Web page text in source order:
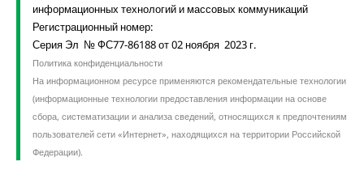
информационных технологий и массовых коммуникаций
Регистрационный номер:
Серия Эл № ФС77-86188 от 02 ноября 2023 г.
Политика конфиденциальности
На информационном ресурсе применяются рекомендательные технологии
(информационные технологии предоставления информации на основе
сбора, систематизации и анализа сведений, относящихся к предпочтениям
пользователей сети «Интернет», находящихся на территории Российской
Федерации).